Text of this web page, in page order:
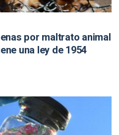
por maltrato animal
una ley de 1954